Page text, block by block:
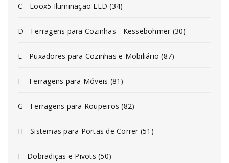
C - Loox5 Iluminação LED (34)
D - Ferragens para Cozinhas - Kesseböhmer (30)
E - Puxadores para Cozinhas e Mobiliário (87)
F - Ferragens para Móveis (81)
G - Ferragens para Roupeiros (82)
H - Sistemas para Portas de Correr (51)
I - Dobradiças e Pivots (50)